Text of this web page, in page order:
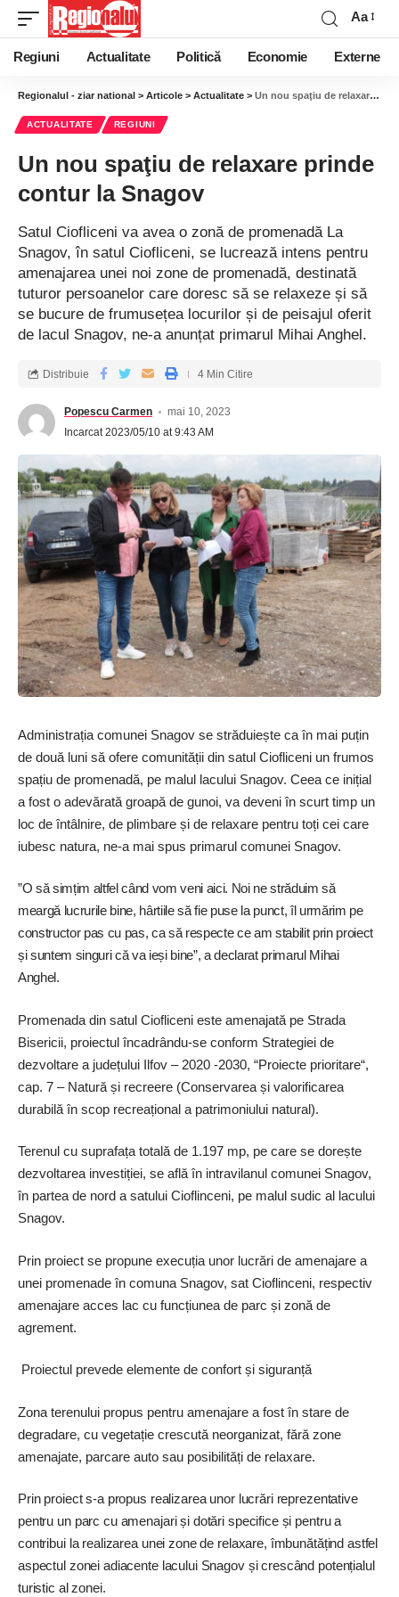
Aa
Regiuni Actualitate Politică Economie Externe
Regionalul - ziar national > Articole > Actualitate > Un nou spaţiu de relaxare prinde contur la Snagov
ACTUALITATE REGIUNI
Un nou spaţiu de relaxare prinde
contur la Snagov
Satul Ciofliceni va avea o zonă de promenadă La
Snagov, în satul Ciofliceni, se lucrează intens pentru
amenajarea unei noi zone de promenadă, destinată
tuturor persoanelor care doresc să se relaxeze și să
se bucure de frumusețea locurilor și de peisajul oferit
de lacul Snagov, ne-a anunțat primarul Mihai Anghel.
Popescu Carmen
mai 10, 2023
Incarcat 2023/05/10 at 9:43 AM
Distribuie 4 Min Citire
Administrația comunei Snagov se străduiește ca în mai puțin
de două luni să ofere comunității din satul Ciofliceni un frumos
spațiu de promenadă, pe malul lacului Snagov. Ceea ce inițial
a fost o adevărată groapă de gunoi, va deveni în scurt timp un
loc de întâlnire, de plimbare și de relaxare pentru toți cei care
iubesc natura, ne-a mai spus primarul comunei Snagov.
”O să simțim altfel când vom veni aici. Noi ne străduim să
meargă lucrurile bine, hârtiile să fie puse la punct, îl urmărim pe
constructor pas cu pas, ca să respecte ce am stabilit prin proiect
și suntem singuri că va ieși bine”, a declarat primarul Mihai
Anghel.
Promenada din satul Ciofliceni este amenajată pe Strada
Bisericii, proiectul încadrându-se conform Strategiei de
dezvoltare a județului Ilfov – 2020 -2030, “Proiecte prioritare“,
cap. 7 – Natură și recreere (Conservarea și valorificarea
durabilă în scop recreațional a patrimoniului natural).
Terenul cu suprafața totală de 1.197 mp, pe care se dorește
dezvoltarea investiției, se află în intravilanul comunei Snagov,
în partea de nord a satului Cioflinceni, pe malul sudic al lacului
Snagov.
Prin proiect se propune execuția unor lucrări de amenajare a
unei promenade în comuna Snagov, sat Cioflinceni, respectiv
amenajare acces lac cu funcțiunea de parc și zonă de
agrement.
Proiectul prevede elemente de confort și siguranță
Zona terenului propus pentru amenajare a fost în stare de
degradare, cu vegetație crescută neorganizat, fără zone
amenajate, parcare auto sau posibilități de relaxare.
Prin proiect s-a propus realizarea unor lucrări reprezentative
pentru un parc cu amenajari și dotări specifice și pentru a
contribui la realizarea unei zone de relaxare, îmbunătățind astfel
aspectul zonei adiacente lacului Snagov și crescând potențialul
turistic al zonei.